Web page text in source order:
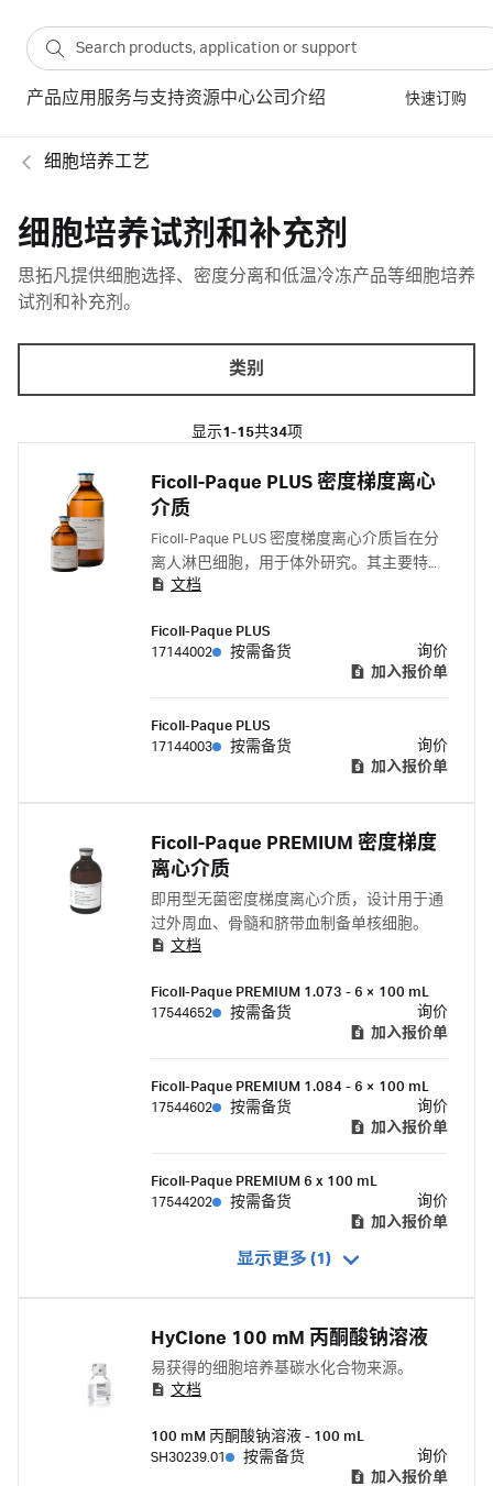
产品应用 服务与支持资源中心公司介绍 快速订购
细胞培养工艺
细胞培养试剂和补充剂
思拓凡提供细胞选择、密度分离和低温冷冻产品等细胞培养
试剂和补充剂。
类别
显示1-15共34项
Ficoll-Paque PLUS 密度梯度离心
介质
Ficoll-Paque PLUS 密度梯度离心介质旨在分
离人淋巴细胞，用于体外研究。其主要特点
和应用包括：
文档
Ficoll-Paque PLUS
17144002
按需备货
询价
加入报价单
Ficoll-Paque PLUS
17144003
按需备货
询价
加入报价单
Ficoll-Paque PREMIUM 密度梯度
离心介质
即用型无菌密度梯度离心介质，设计用于通
过外周血、骨髓和脐带血制备单核细胞。
文档
Ficoll-Paque PREMIUM 1.073 - 6 × 100 mL
17544652
按需备货
询价
加入报价单
Ficoll-Paque PREMIUM 1.084 - 6 × 100 mL
17544602
按需备货
询价
加入报价单
Ficoll-Paque PREMIUM 6 x 100 mL
17544202
按需备货
询价
加入报价单
显示更多 (1)
HyClone 100 mM 丙酮酸钠溶液
易获得的细胞培养基碳水化合物来源。
文档
100 mM 丙酮酸钠溶液 - 100 mL
SH30239.01
按需备货
询价
加入报价单